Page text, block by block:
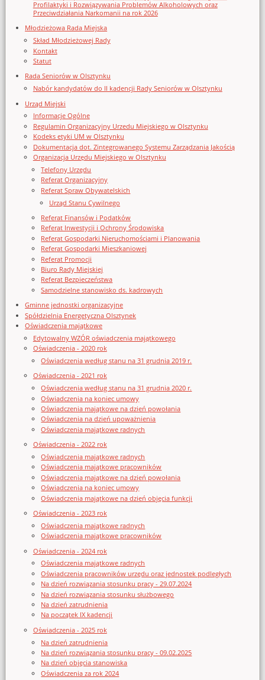
Profilaktyki i Rozwiązywania Problemów Alkoholowych oraz
Przeciwdziałania Narkomanii na rok 2026
Młodzieżowa Rada Miejska
Skład Młodzieżowej Rady
Kontakt
Statut
Rada Seniorów w Olsztynku
Nabór kandydatów do II kadencji Rady Seniorów w Olsztynku
Urząd Miejski
Informacje Ogólne
Regulamin Organizacyjny Urzedu Miejskiego w Olsztynku
Kodeks etyki UM w Olsztynku
Dokumentacja dot. Zintegrowanego Systemu Zarządzania Jakością
Organizacja Urzędu Miejskiego w Olsztynku
Telefony Urzędu
Referat Organizacyjny
Referat Spraw Obywatelskich
Urząd Stanu Cywilnego
Referat Finansów i Podatków
Referat Inwestycji i Ochrony Środowiska
Referat Gospodarki Nieruchomościami i Planowania
Referat Gospodarki Mieszkaniowej
Referat Promocji
Biuro Rady Miejskiej
Referat Bezpieczeństwa
Samodzielne stanowisko ds. kadrowych
Gminne jednostki organizacyjne
Spółdzielnia Energetyczna Olsztynek
Oświadczenia majątkowe
Edytowalny WZÓR oświadczenia majątkowego
Oświadczenia - 2020 rok
Oświadczenia według stanu na 31 grudnia 2019 r.
Oświadczenia - 2021 rok
Oświadczenia według stanu na 31 grudnia 2020 r.
Oświadczenia na koniec umowy
Oświadczenia majątkowe na dzień powołania
Oświadczenia na dzień upoważnienia
Oświadczenia majątkowe radnych
Oświadczenia - 2022 rok
Oświadczenia majątkowe radnych
Oświadczenia majątkowe pracowników
Oświadczenia majątkowe na dzień powołania
Oświadczenia na koniec umowy
Oświadczenia majątkowe na dzień objęcia funkcji
Oświadczenia - 2023 rok
Oświadczenia majątkowe radnych
Oświadczenia majątkowe pracowników
Oświadczenia - 2024 rok
Oświadczenia majątkowe radnych
Oświadczenia pracowników urzędu oraz jednostek podległych
Na dzień rozwiązania stosunku pracy - 29.07.2024
Na dzień rozwiązania stosunku służbowego
Na dzień zatrudnienia
Na początek IX kadencji
Oświadczenia - 2025 rok
Na dzień zatrudnienia
Na dzień rozwiązania stosunku pracy - 09.02.2025
Na dzień objęcia stanowiska
Oświadczenia za rok 2024